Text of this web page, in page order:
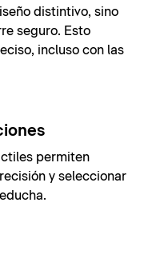
distintivo, sino
seguro. Esto
incluso con las
permiten
y seleccionar